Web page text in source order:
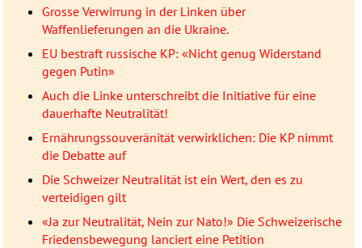
Grosse Verwirrung in der Linken über
Waffenlieferungen an die Ukraine.
EU bestraft russische KP: «Nicht genug Widerstand
gegen Putin»
Auch die Linke unterschreibt die Initiative für eine
dauerhafte Neutralität!
Ernährungssouveränität verwirklichen: Die KP nimmt
die Debatte auf
Die Schweizer Neutralität ist ein Wert, den es zu
verteidigen gilt
«Ja zur Neutralität, Nein zur Nato!» Die Schweizerische
Friedensbewegung lanciert eine Petition